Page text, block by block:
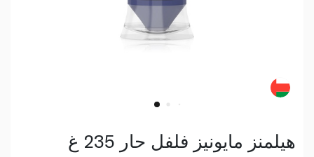
هيلمنز مايونيز فلفل حار 235 غ